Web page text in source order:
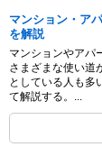
マンション・ア
を解説
マンションやアパ
さまざまな使い道
としている人も多
て解説する。...